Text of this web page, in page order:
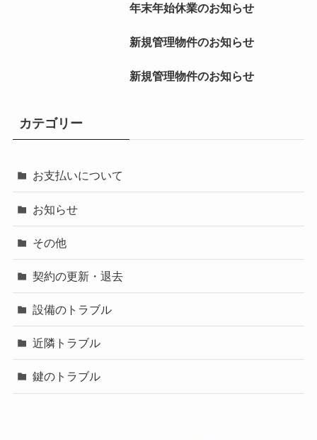
年末年始休業のお知らせ
新規管理物件のお知らせ
新規管理物件のお知らせ
カテゴリー
お支払いについて
お知らせ
その他
契約の更新・退去
設備のトラブル
近隣トラブル
鍵のトラブル